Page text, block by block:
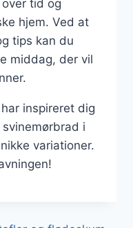
tid og
hjem. Ved at
tips kan du
middag, der vil
inspireret dig
i
variationer.